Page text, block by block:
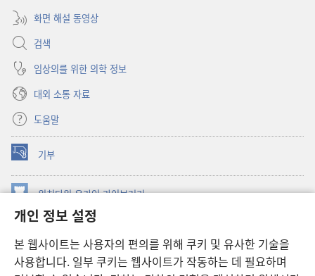
개인 정보 설정
본 웹사이트는 사용자의 편의를 위해 쿠키 및 유사한 기술을
사용합니다. 일부 쿠키는 웹사이트가 작동하는 데 필요하며
화면 해설 동영상
검색
임상의를 위한 의학 정보
대외 소통 자료
도움말
기부
(새로운
창
열기) 워치타워 온라인 라이브러리
창
JW Hub ®
창
열기) JW 라이브러리